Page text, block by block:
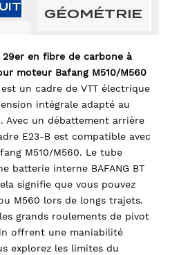
GÉOMÉTRIE
29er en fibre de carbone à
moteur Bafang M510/M560
est un cadre de VTT électrique
intégrale adapté au
Avec un débattement arrière
E23-B est compatible avec
M510/M560. Le tube
batterie interne BAFANG BT
signifie que vous pouvez
M560 lors de longs trajets.
grands roulements de pivot
offrent une maniabilité
explorez les limites du